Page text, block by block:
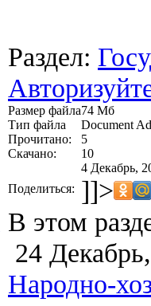
Раздел:
Размер файла74 Мб
Тип файла
Document
Прочитано:
5
Скачано:
10
4 Декабрь,
Поделиться: ]]>
В этом
24
Народно-